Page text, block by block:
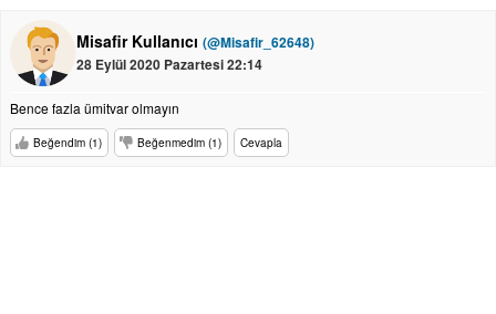
Misafir Kullanıcı (@Misafir_62648)
28 Eylül 2020 Pazartesi 22:14
Bence fazla ümitvar olmayın
Beğendim (1) Beğenmedim (1) Cevapla